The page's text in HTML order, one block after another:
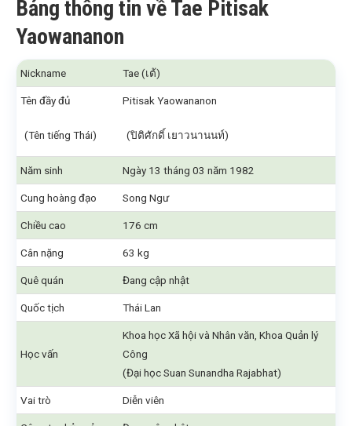
Bảng thông tin về Tae Pitisak
Yaowananon
Nickname Tae (เต้)
Tên đầy đủ
(Tên tiếng Thái)
Pitisak Yaowananon
(ปิติศักดิ์ เยาวนานนท์)
Năm sinh Ngày 13 tháng 03 năm 1982
Cung hoàng đạo Song Ngư
Chiều cao 176 cm
Cân nặng 63 kg
Quê quán Đang cập nhật
Quốc tịch Thái Lan
Học vấn
Khoa học Xã hội và Nhân văn, Khoa Quản lý
Công
(Đại học Suan Sunandha Rajabhat)
Vai trò Diễn viên